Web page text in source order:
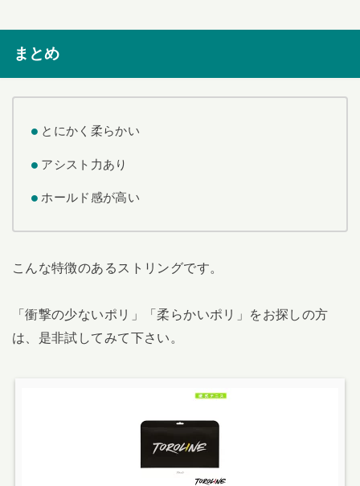
まとめ
とにかく柔らかい
アシスト力あり
ホールド感が高い
こんな特徴のあるストリングです。
「衝撃の少ないポリ」「柔らかいポリ」をお探しの方
は、是非試してみて下さい。